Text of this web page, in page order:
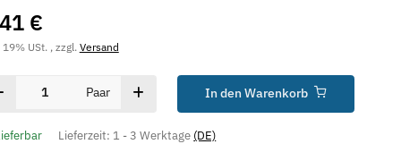
€
19% USt. , zzgl.Versand
Paar In den Warenkorb
Lieferzeit: 1 - 3 Werktage (DE)